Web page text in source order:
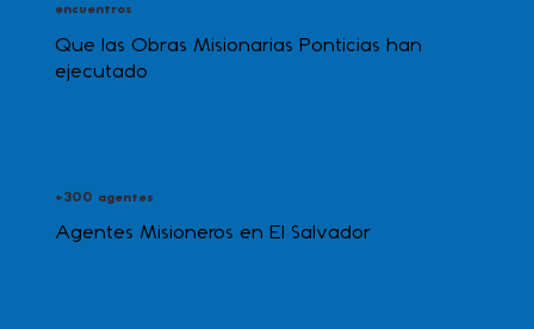
Que las Obras Misionarias Ponticias han
ejecutado
encuentros
Agentes Misioneros en El Salvador
+300 agentes